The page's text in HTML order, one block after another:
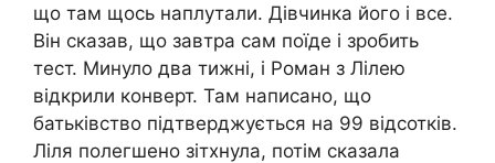
що там щось наплутали. Дівчинка його і все.
Він сказав, що завтра сам поїде і зробить
тест. Минуло два тижні, і Роман з Лілею
відкрили конверт. Там написано, що
батьківство підтверджується на 99 відсотків.
Ліля полегшено зітхнула, потім сказала